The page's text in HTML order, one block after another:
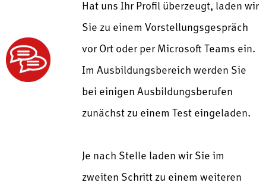
Hat uns Ihr Profil überzeugt, laden wir
Sie zu einem Vorstellungsgespräch
vor Ort oder per Microsoft Teams ein.
Im Ausbildungsbereich werden Sie
bei einigen Ausbildungsberufen
zunächst zu einem Test eingeladen.
Je nach Stelle laden wir Sie im
zweiten Schritt zu einem weiteren